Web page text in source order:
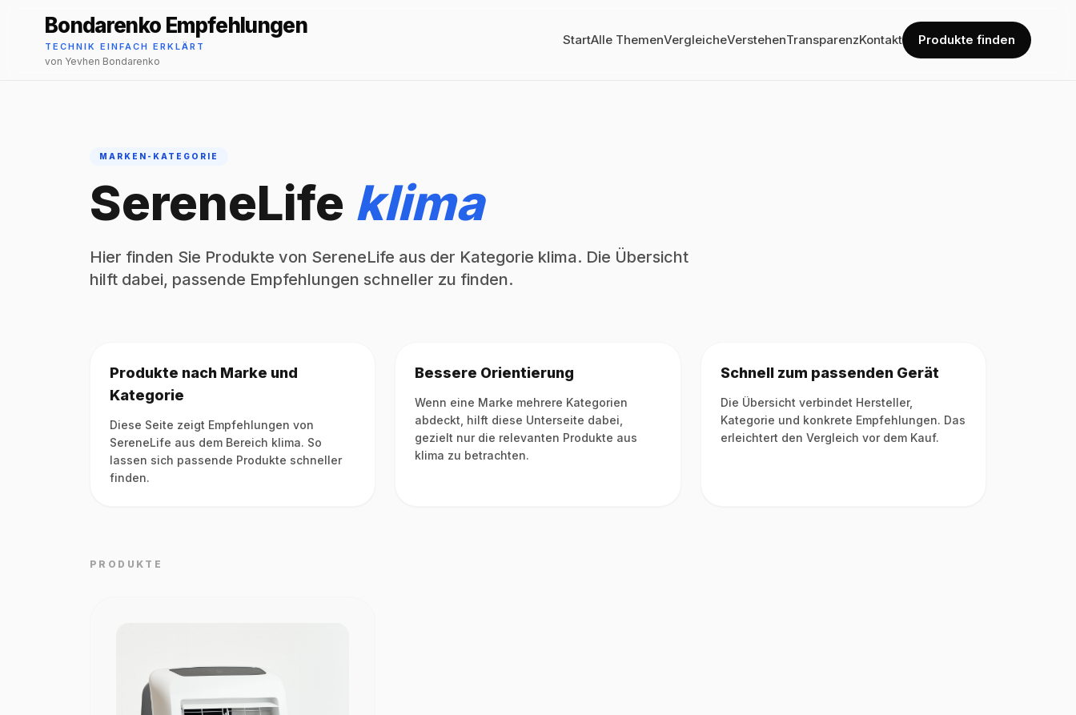
Bondarenko Empfehlungen
TECHNIK EINFACH ERKLÄRT
von Yevhen Bondarenko
StartAlle ThemenVergleicheVerstehenTransparenzKontakt Produkte finden
MARKEN-KATEGORIE
SereneLife klima
Hier finden Sie Produkte von SereneLife aus der Kategorie klima. Die Übersicht
hilft dabei, passende Empfehlungen schneller zu finden.
Produkte nach Marke und
Kategorie
Diese Seite zeigt Empfehlungen von
SereneLife aus dem Bereich klima. So
lassen sich passende Produkte schneller
finden.
Bessere Orientierung
Wenn eine Marke mehrere Kategorien
abdeckt, hilft diese Unterseite dabei,
gezielt nur die relevanten Produkte aus
klima zu betrachten.
Schnell zum passenden Gerät
Die Übersicht verbindet Hersteller,
Kategorie und konkrete Empfehlungen. Das
erleichtert den Vergleich vor dem Kauf.
PRODUKTE